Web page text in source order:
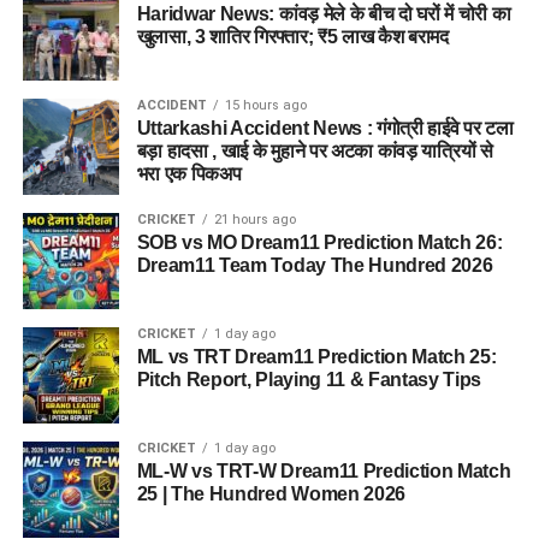
Haridwar News: कांवड़ मेले के बीच दो घरों में चोरी का
खुलासा, 3 शातिर गिरफ्तार; ₹5 लाख कैश बरामद
ACCIDENT 15 hours ago
Uttarkashi Accident News : गंगोत्री हाईवे पर टला
बड़ा हादसा , खाई के मुहाने पर अटका कांवड़ यात्रियों से
भरा एक पिकअप
CRICKET 21 hours ago
SOB vs MO Dream11 Prediction Match 26:
Dream11 Team Today The Hundred 2026
CRICKET 1 day ago
ML vs TRT Dream11 Prediction Match 25:
Pitch Report, Playing 11 & Fantasy Tips
CRICKET 1 day ago
ML-W vs TRT-W Dream11 Prediction Match
25 | The Hundred Women 2026